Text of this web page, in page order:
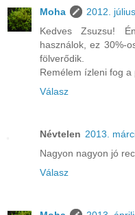
Moha
2012.
Kedves Zsuzsu!
használok, ez 30%-
fölverődik.
Remélem ízleni fog a
Válasz
Névtelen 2013.
Nagyon nagyon jó
Válasz